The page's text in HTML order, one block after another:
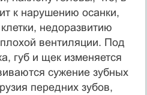
к нарушению осанки,
недоразвитию
вентиляции. Под
губ и щек изменяется
сужение зубных
передних зубов,